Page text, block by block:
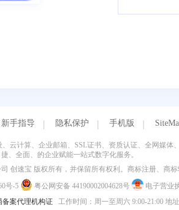
新手指导 隐私保护 手机版
云计算、企业邮箱、SSL证书、资质认证、全网媒
捷、全面、的企业赋能一站式数字化服务。
创速宝 版权所有，并保留所有权利。商标注册、
号-5
粤公网安备 44190002004628号
电子营业
备案代理机构证工作时间：周一至周六 9:00-21:00 地